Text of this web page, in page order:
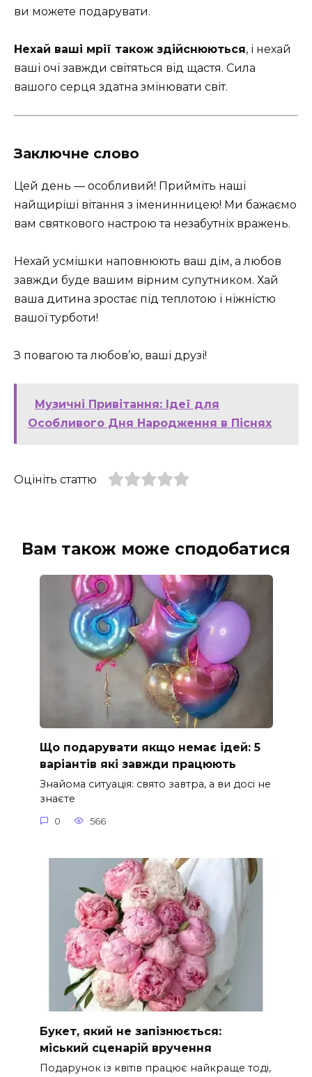
ви можете подарувати.
Нехай ваші мрії також здійснюються, і нехай
ваші очі завжди світяться від щастя. Сила
вашого серця здатна змінювати світ.
Заключне слово
Цей день — особливий! Прийміть наші
найщиріші вітання з іменинницею! Ми бажаємо
вам святкового настрою та незабутніх вражень.
Нехай усмішки наповнюють ваш дім, а любов
завжди буде вашим вірним супутником. Хай
ваша дитина зростає під теплотою і ніжністю
вашої турботи!
З повагою та любов’ю, ваші друзі!
Музичні Привітання: Ідеї для
Особливого Дня Народження в Піснях
Оцініть статтю
Вам також може сподобатися
Що подарувати якщо немає ідей: 5
варіантів які завжди працюють
Знайома ситуація: свято завтра, а ви досі не
знаєте
0 566
Букет, який не запізнюється:
міський сценарій вручення
Подарунок із квітів працює найкраще тоді,